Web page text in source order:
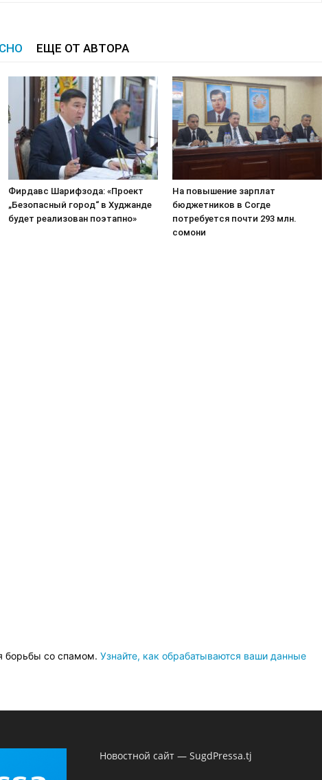
ЕЩЕ ОТ АВТОРА
Фирдавс Шарифзода: «Проект
„Безопасный город“ в Худжанде
будет реализован поэтапно»
На повышение зарплат
бюджетников в Согде
потребуется почти 293 млн.
сомони
борьбы со спамом. Узнайте, как обрабатываются ваши данные
Новостной сайт — SugdPressa.tj